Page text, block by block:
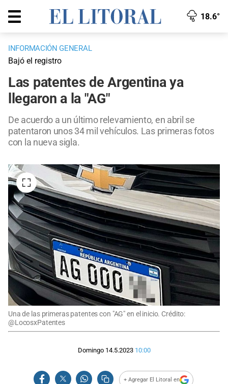
18.6°
INFORMACIÓN GENERAL
Bajó el registro
Las patentes de Argentina ya
llegaron a la "AG"
De acuerdo a un último relevamiento, en abril se
patentaron unos 34 mil vehículos. Las primeras fotos
con la nueva sigla.
Una de las primeras patentes con "AG" en el inicio. Crédito:
@LocosxPatentes
Domingo 14.5.2023 10:00
+ Agregar El Litoral en